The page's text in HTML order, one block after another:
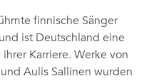
finnische Sänger
ist Deutschland eine
Karriere. Werke von
Aulis Sallinen wurden